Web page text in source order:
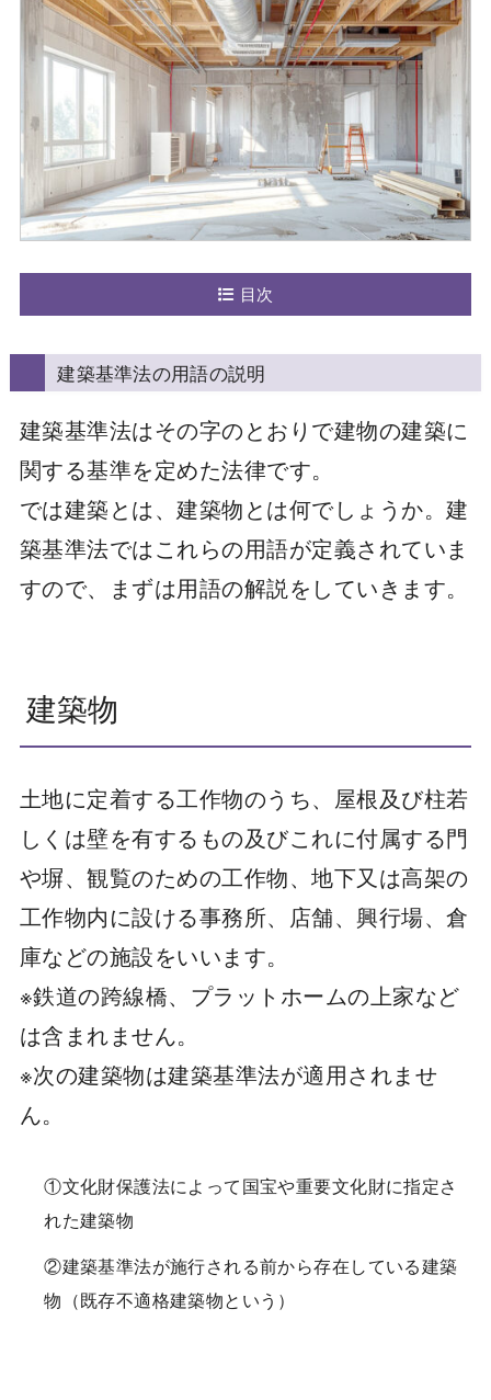
目次
建築基準法の用語の説明
建築基準法はその字のとおりで建物の建築に
関する基準を定めた法律です。
では建築とは、建築物とは何でしょうか。建
築基準法ではこれらの用語が定義されていま
すので、まずは用語の解説をしていきます。
建築物
土地に定着する工作物のうち、屋根及び柱若
しくは壁を有するもの及びこれに付属する門
や塀、観覧のための工作物、地下又は高架の
工作物内に設ける事務所、店舗、興行場、倉
庫などの施設をいいます。
※鉄道の跨線橋、プラットホームの上家など
は含まれません。
※次の建築物は建築基準法が適用されませ
ん。
①文化財保護法によって国宝や重要文化財に指定さ
れた建築物
②建築基準法が施行される前から存在している建築
物（既存不適格建築物という）